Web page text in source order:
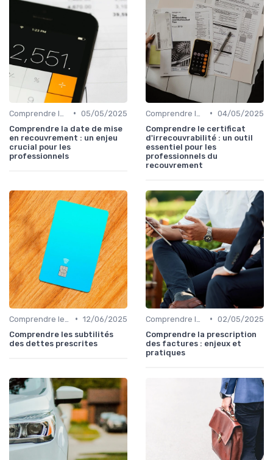
• 05/05/2025
Comprendre la date de mise
en recouvrement : un enjeu
crucial pour les
professionnels
• 04/05/2025
Comprendre le certificat
d'irrecouvrabilité : un outil
essentiel pour les
professionnels du
recouvrement
• 12/06/2025
Comprendre les subtilités
des dettes prescrites
• 02/05/2025
Comprendre la prescription
des factures : enjeux et
pratiques